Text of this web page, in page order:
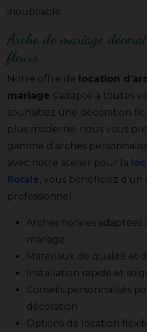
inoubliable.
Arche de mariage
fleurs
Notre offre de location
mariage s’adapte à toutes
souhaitiez une décoration
plus moderne, nous vous
gamme d’arches
avec notre atelier pour la
florale, vous bénéficiez
professionnel.
Arches florales adaptées
mariage
Matériaux de qualité et
Installation rapide et
Conseils personnalisés
décoration
Options de location